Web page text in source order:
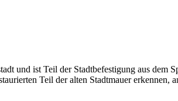
und ist Teil der Stadtbefestigung aus dem
Teil der alten Stadtmauer